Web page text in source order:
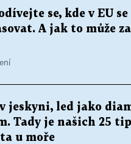
se, kde v EU
A jak to může
jeskyni, led jako
Tady je našich 25
u moře